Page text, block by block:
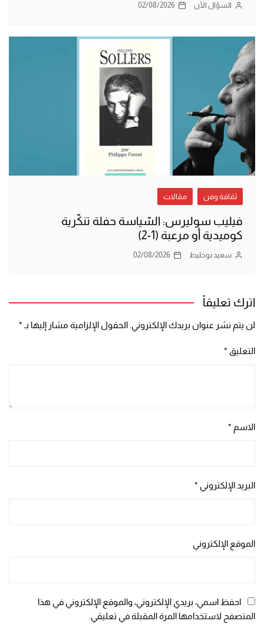
السؤال الآن 02/08/2026
ثقافة وفن مقالات
فيليب سوليرس: السّياسة حفلة تنكّرية
كوميدية أو مرعبة (1-2)
سعيد بوخليط 02/08/2026
اترك تعليقاً
لن يتم نشر عنوان بريدك الإلكتروني. الحقول الإلزامية مشار إليها بـ *
التعليق *
الاسم *
البريد الإلكتروني *
الموقع الإلكتروني
احفظ اسمي، بريدي الإلكتروني، والموقع الإلكتروني في هذا
المتصفح لاستخدامها المرة المقبلة في تعليقي.